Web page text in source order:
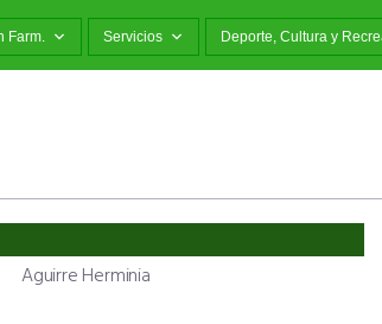
Farm. Servicios Deporte, Cultura y
Aguirre Herminia